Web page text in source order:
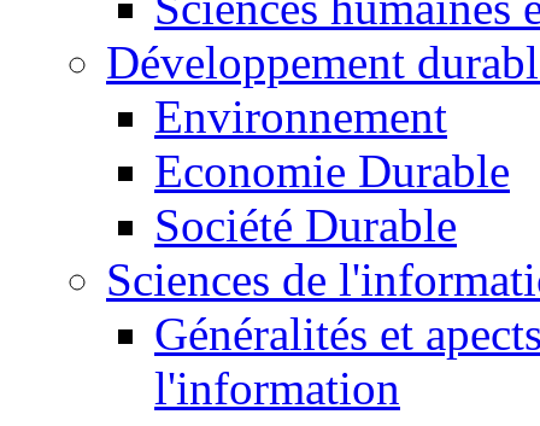
Développement
Environnement
Economie Durable
Société Durable
Sciences de
Généralités et
l'information